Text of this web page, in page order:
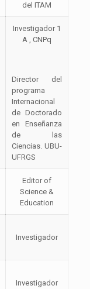
del ITAM
Investigador 1
A , CNPq
Director del
programa
Internacional
de Doctorado
en Enseñanza
de las
Ciencias. UBU-
UFRGS
Editor of
Science &
Education
Investigador
Investigador